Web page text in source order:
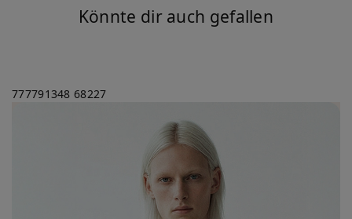
Könnte dir auch gefallen
777791348 68227